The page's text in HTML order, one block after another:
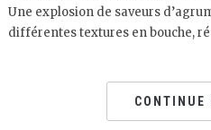
Une explosion de saveurs
différentes textures en bouche,
CONTINUE